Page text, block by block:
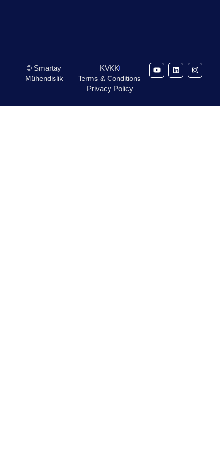
© Smartay
Mühendislik
KVKK
Terms & Conditions
Privacy Policy